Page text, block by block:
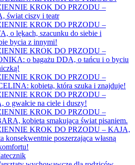
KROK DO PRZODU –
świat ciszy i teatr
KROK DO PRZODU –
o lękach, szacunku do siebie i
bycia z innymi!
KROK DO PRZODU –
o bagażu DDA, o tańcu i o byciu
KROK DO PRZODU –
kobieta, która szuka i znajduje!
KROK DO PRZODU –
o gwałcie na ciele i duszy!
KROK DO PRZODU –
kobieta smakująca świat pisaniem.
KROK DO PRZODU – KAJA,
konsekwentnie poszerzająca własną